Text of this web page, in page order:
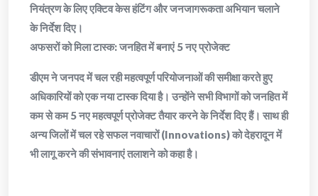
नियंत्रण के लिए एक्टिव केस हंटिंग और जनजागरूकता अभियान चलाने
के निर्देश दिए।
​अफसरों को मिला टास्क: जनहित में बनाएं 5 नए प्रोजेक्ट
​डीएम ने जनपद में चल रही महत्वपूर्ण परियोजनाओं की समीक्षा करते हुए
अधिकारियों को एक नया टास्क दिया है। उन्होंने सभी विभागों को जनहित में
कम से कम 5 नए महत्वपूर्ण प्रोजेक्ट तैयार करने के निर्देश दिए हैं। साथ ही
अन्य जिलों में चल रहे सफल नवाचारों (Innovations) को देहरादून में
भी लागू करने की संभावनाएं तलाशने को कहा है।